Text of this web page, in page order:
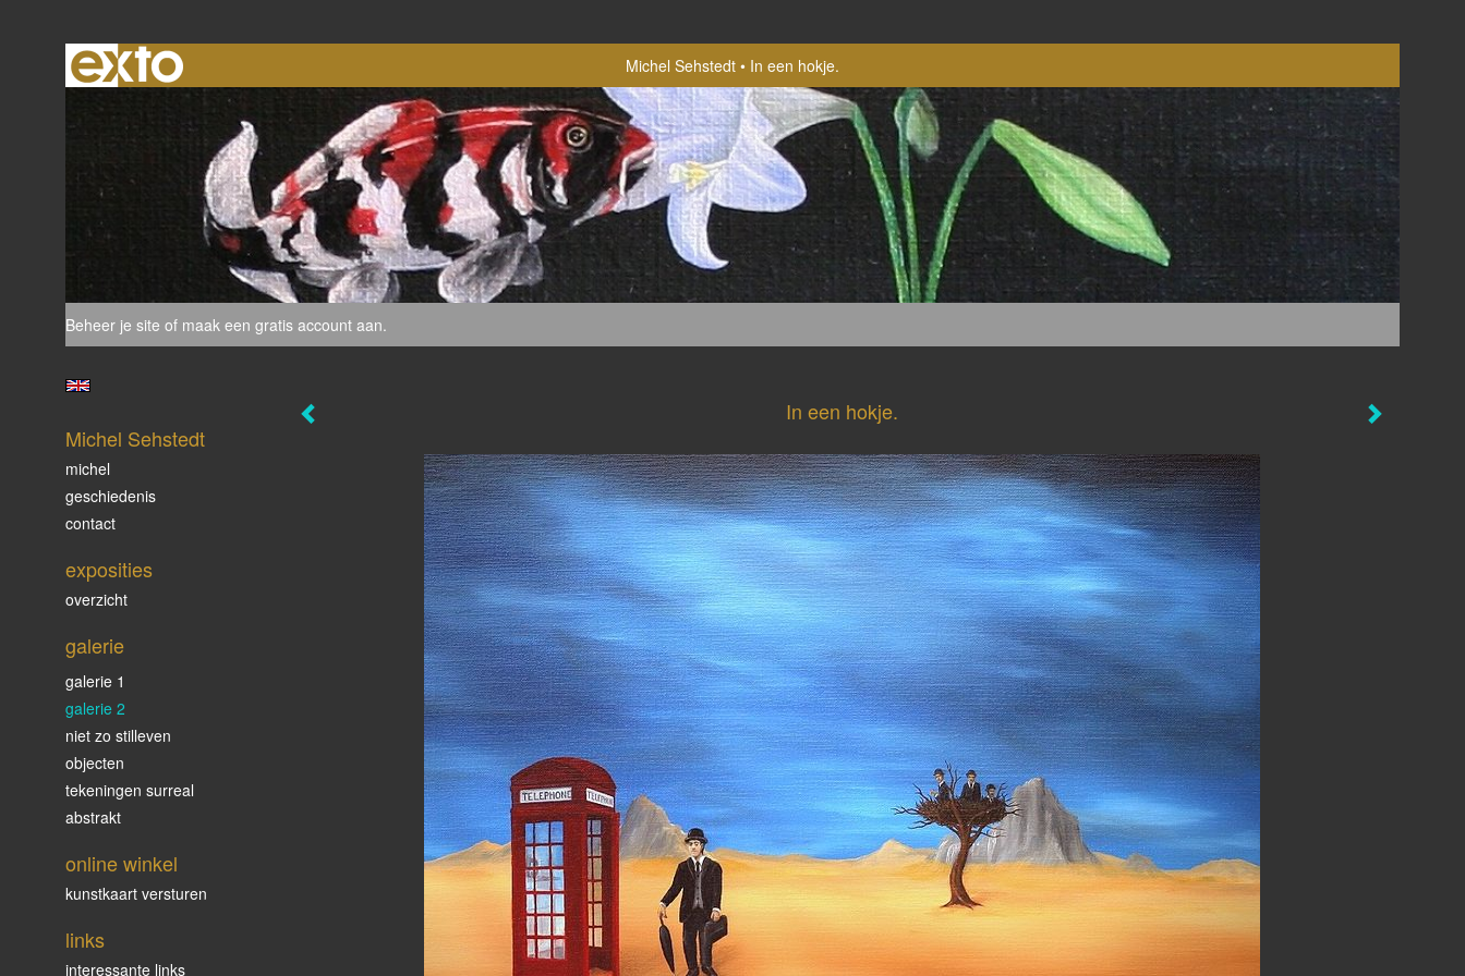
Michel Sehstedt In een hokje.
Beheer je site of maak een gratis account aan.
In een hokje.
Michel Sehstedt
michel
geschiedenis
contact
exposities
overzicht
galerie
galerie 1
galerie 2
niet zo stilleven
objecten
tekeningen surreal
abstrakt
online winkel
kunstkaart versturen
links
interessante links